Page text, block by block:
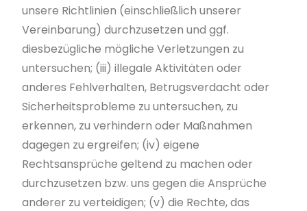
unsere Richtlinien (einschließlich unserer
Vereinbarung) durchzusetzen und ggf.
diesbezügliche mögliche Verletzungen zu
untersuchen; (iii) illegale Aktivitäten oder
anderes Fehlverhalten, Betrugsverdacht oder
Sicherheitsprobleme zu untersuchen, zu
erkennen, zu verhindern oder Maßnahmen
dagegen zu ergreifen; (iv) eigene
Rechtsansprüche geltend zu machen oder
durchzusetzen bzw. uns gegen die Ansprüche
anderer zu verteidigen; (v) die Rechte, das